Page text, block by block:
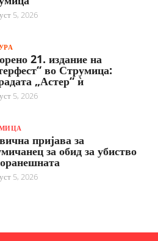
5, 2026
21. издание на
во Струмица:
„Астер“ ѝ
5, 2026
пријава за
за обид за убиство
5, 2026